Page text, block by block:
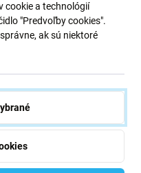
na prácu technika aj
Nitra (1)
cookie a technológií
"Predvoľby cookies".
ak sú niektoré